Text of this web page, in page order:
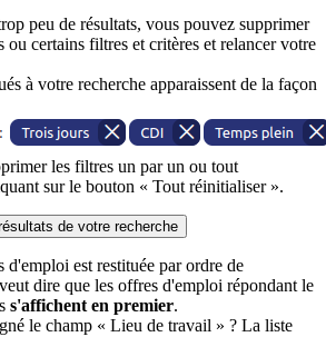
peu de résultats, vous pouvez supprimer
ou certains filtres et critères et relancer votre
à votre recherche apparaissent de la façon
les filtres un par un ou tout
sur le bouton « Tout réinitialiser ».
de votre recherche
d'emploi est restituée par ordre de
dire que les offres d'emploi répondant le
s'affichent en premier.
le champ « Lieu de travail » ? La liste